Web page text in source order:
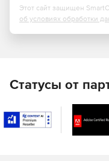
Этот сайт защищен
об условиях обработки
Статусы от